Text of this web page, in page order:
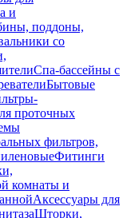
и
поддоны,
со
Спа-бассейны с
Бытовые
проточных
фильтров,
Фитинги
комнаты и
Аксессуары для
Шторки,